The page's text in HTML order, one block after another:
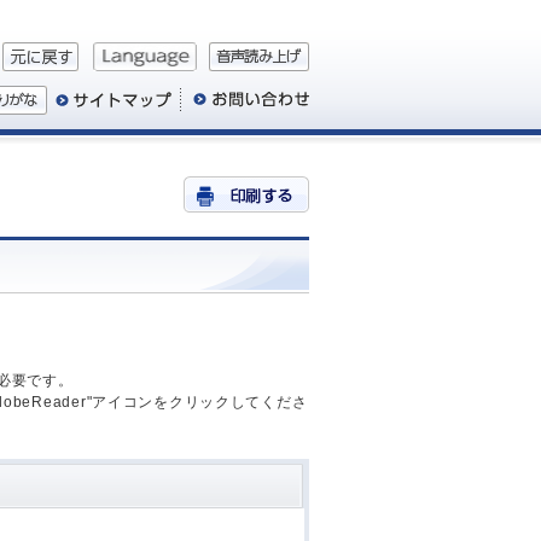
要です。
アイコンをクリックしてくださ